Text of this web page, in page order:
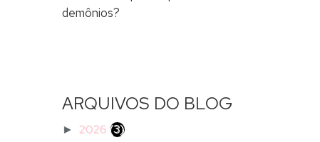
demônios?
ARQUIVOS DO BLOG
► 2026 (3)